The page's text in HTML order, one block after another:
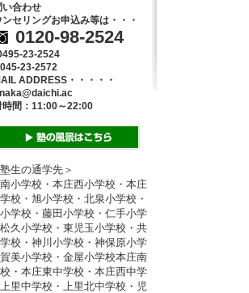
い合わせ
ンセリングお申込み等は・・・
0120-98-2524
23-2524
23-2572
ADDRESS・・・・・
時間：11:00～22:00
生の通学先＞
小学校・本庄西小学校・本庄
校・旭小学校・北泉小学校・
学校・藤田小学校・仁手小学
久小学校・東児玉小学校・共
校・神川小学校・神保原小学
美小学校・金屋小学校本庄南
・本庄東中学校・本庄西中学
里中学校・上里北中学校・児